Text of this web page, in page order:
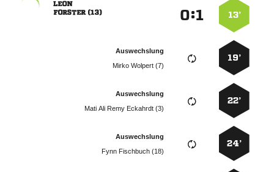
13’
:

 
19’
Auswechslung
  
22’
Auswechslung
    
24’
Auswechslung
  